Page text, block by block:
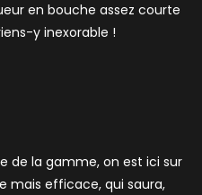
en bouche assez courte
y inexorable !
de la gamme, on est ici sur
mais efficace, qui saura,